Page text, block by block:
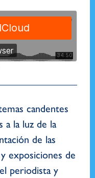
candentes
a la luz de la
de las
exposiciones de
periodista y